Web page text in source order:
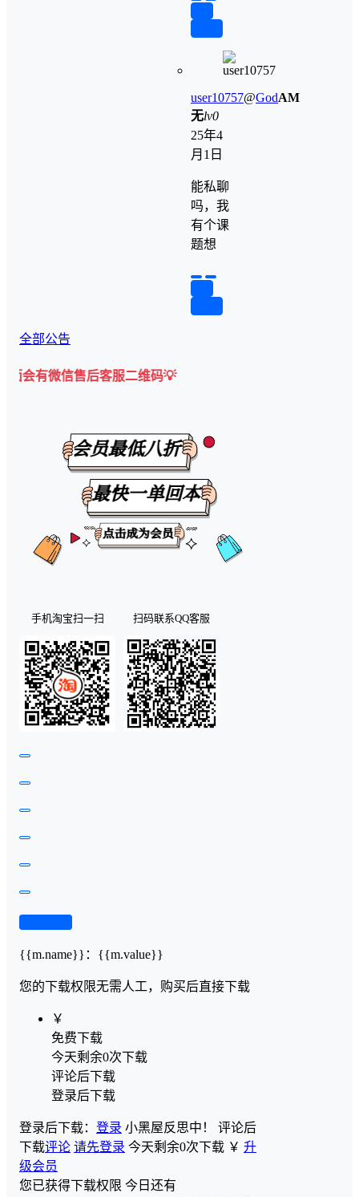
user10757@GodAM
无lv0
25年4
月1日
能私聊
吗，我
有个课
题想
全部公告
信售后客服二维码💡
手机淘宝扫一扫 扫码联系QQ客服
{{m.name}} ： {{m.value}}
您的下载权限无需人工，购买后直接下载
￥
免费下载
今天剩余0次下载
评论后下载
登录后下载
登录后下载： 登录 小黑屋反思中！ 评论后
下载评论 请先登录 今天剩余0次下载 ￥ 升
级会员
您已获得下载权限 今日还有